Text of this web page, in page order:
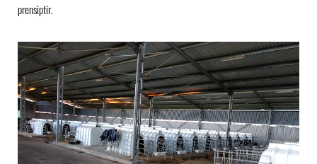
prensiptir.